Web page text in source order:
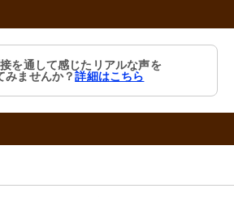
を通して感じたリアルな声を
みませんか？詳細はこちら